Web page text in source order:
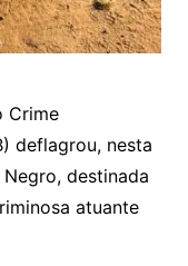
Crime
deflagrou, nesta
destinada
atuante